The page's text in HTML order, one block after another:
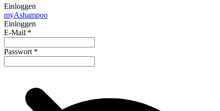
Einloggen
myAshampoo
Einloggen
E-Mail *
Passwort *